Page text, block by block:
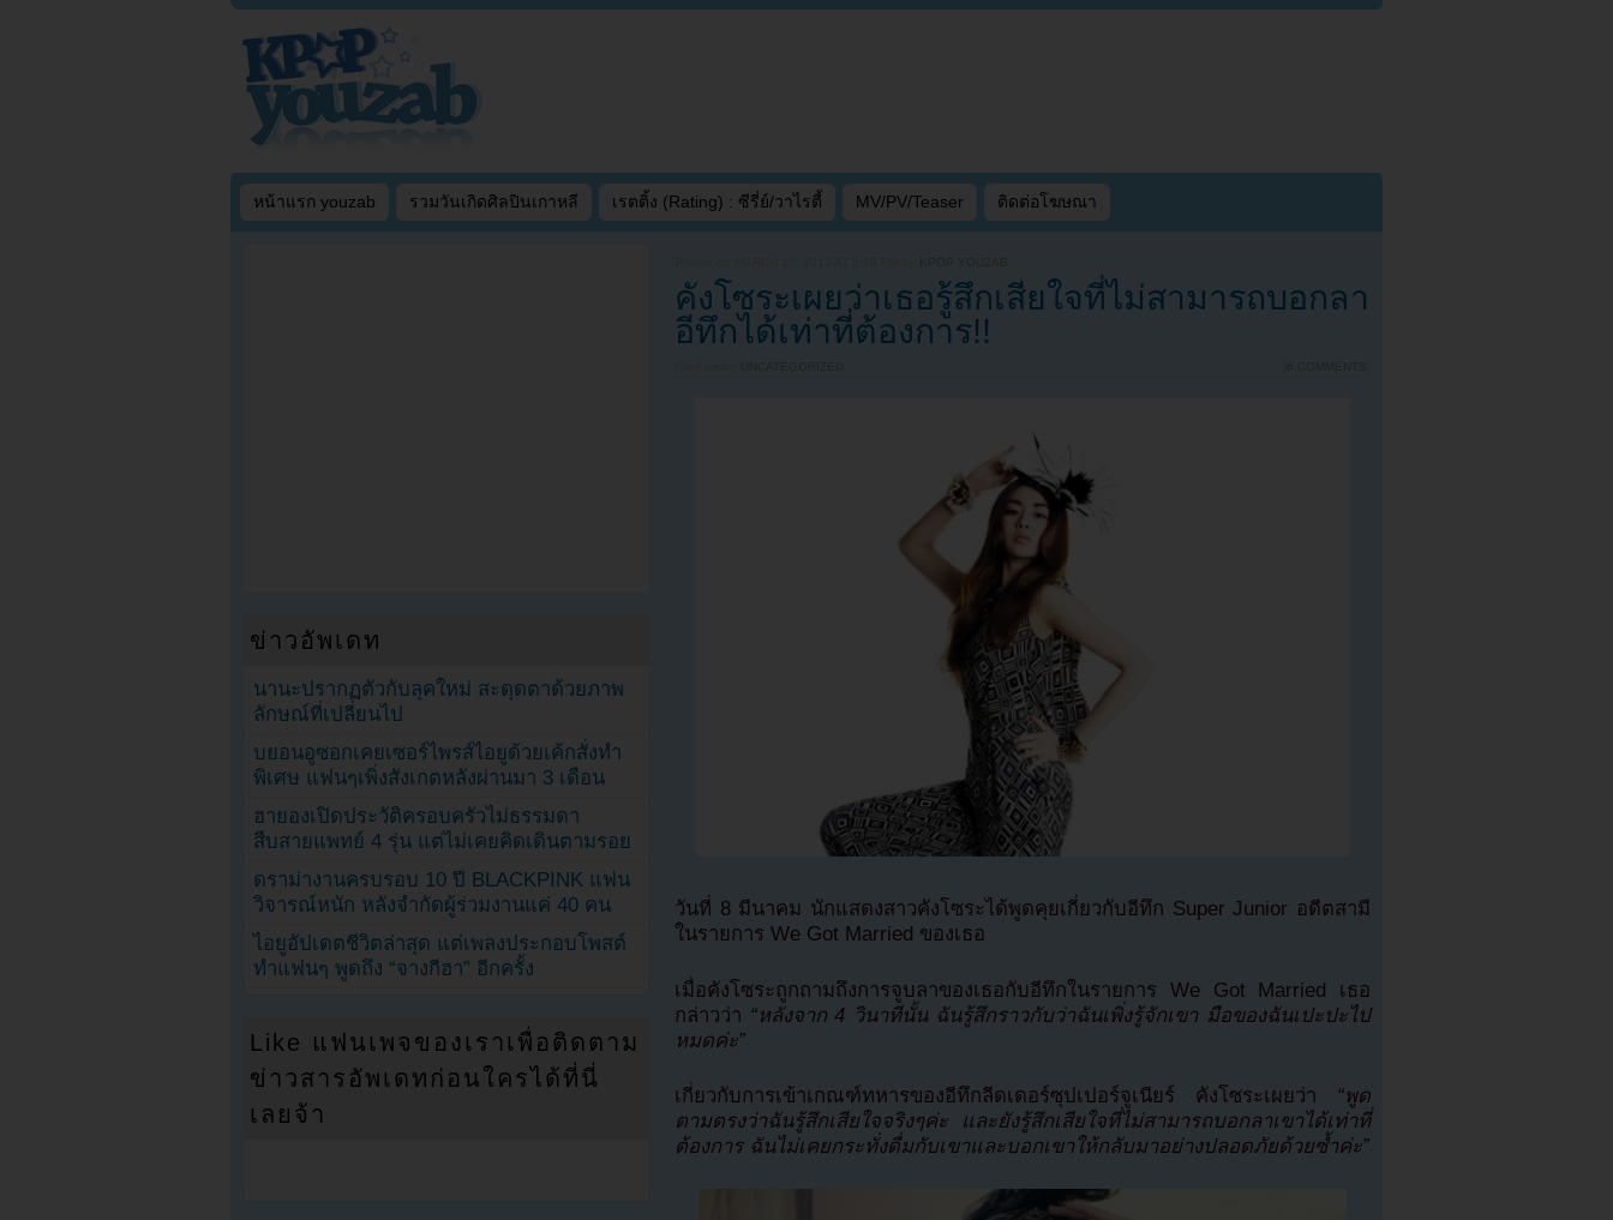
หน้าแรก youzab รวมวันเกิดศิลปินเกาหลี เรตติ้ง (Rating) : ซีรี่ย์/วาไรตี้ MV/PV/Teaser ติดต่อโฆษณา
KPOP YOUZAB
คังโซระเผยว่าเธอรู้สึกเสียใจที่ไม่สามารถบอกลา
อีทึกได้เท่าที่ต้องการ!!
UNCATEGORIZED 6 COMMENTS
วันที่ 8 มีนาคม นักแสดงสาวคังโซระได้พูดคุยเกี่ยวกับอีทึก Super Junior อดีตสามี
ในรายการ We Got Married ของเธอ
เมื่อคังโซระถูกถามถึงการจูบลาของเธอกับอีทึกในรายการ We Got Married เธอ
กล่าวว่า “หลังจาก 4 วินาทีนั้น ฉันรู้สึกราวกับว่าฉันเพิ่งรู้จักเขา มือของฉันเปะปะไป
หมดค่ะ”
เกี่ยวกับการเข้าเกณฑ์ทหารของอีทึกลีดเดอร์ซุปเปอร์จูเนียร์ คังโซระเผยว่า “พูด
ตามตรงว่าฉันรู้สึกเสียใจจริงๆค่ะ และยังรู้สึกเสียใจที่ไม่สามารถบอกลาเขาได้เท่าที่
ต้องการ ฉันไม่เคยกระทั่งดื่มกับเขาและบอกเขาให้กลับมาอย่างปลอดภัยด้วยซ้ำค่ะ”
ข่าวอัพเดท
นานะปรากฏตัวกับลุคใหม่ สะดุดตาด้วยภาพ
ลักษณ์ที่เปลี่ยนไป
บยอนอูซอกเคยเซอร์ไพรส์ไอยูด้วยเค้กสั่งทำ
พิเศษ แฟนๆเพิ่งสังเกตหลังผ่านมา 3 เดือน
ฮายองเปิดประวัติครอบครัวไม่ธรรมดา
สืบสายแพทย์ 4 รุ่น แต่ไม่เคยคิดเดินตามรอย
ดราม่างานครบรอบ 10 ปี BLACKPINK แฟน
วิจารณ์หนัก หลังจำกัดผู้ร่วมงานแค่ 40 คน
ไอยูอัปเดตชีวิตล่าสุด แต่เพลงประกอบโพสต์
ทำแฟนๆ พูดถึง “จางกีฮา” อีกครั้ง
Like แฟนเพจของเราเพื่อติดตาม
ข่าวสารอัพเดทก่อนใครได้ที่นี่
เลยจ้า